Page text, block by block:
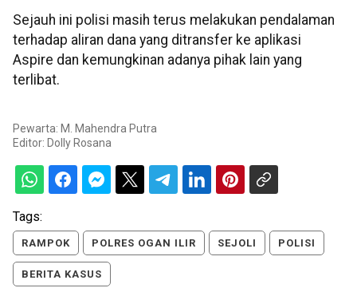
Sejauh ini polisi masih terus melakukan pendalaman
terhadap aliran dana yang ditransfer ke aplikasi
Aspire dan kemungkinan adanya pihak lain yang
terlibat.
Pewarta: M. Mahendra Putra
Editor: Dolly Rosana
Tags:
RAMPOK POLRES OGAN ILIR SEJOLI POLISI
BERITA KASUS